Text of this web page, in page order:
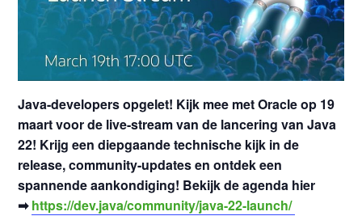
Java-developers opgelet! Kijk mee met Oracle op 19
maart voor de live-stream van de lancering van Java
22! Krijg een diepgaande technische kijk in de
release, community-updates en ontdek een
spannende aankondiging! Bekijk de agenda hier
➡https://dev.java/community/java-22-launch/